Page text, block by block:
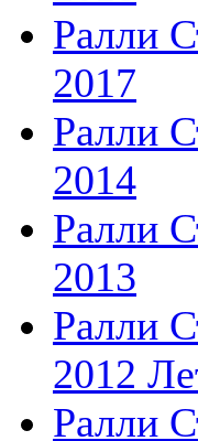
Ралли
2017
Ралли
2014
Ралли
2013
Ралли
2012
Ралли